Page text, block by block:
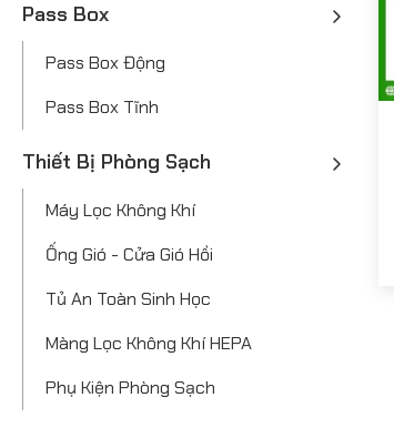
Pass Box
Pass Box Động
Pass Box Tĩnh
Thiết Bị Phòng Sạch
Máy Lọc Không Khí
Ống Gió - Cửa Gió Hồi
Tủ An Toàn Sinh Học
Màng Lọc Không Khí HEPA
Phụ Kiện Phòng Sạch